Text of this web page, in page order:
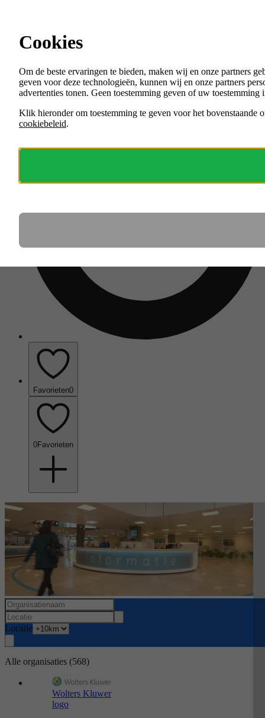
Menu
VACATURES
ORGANISATIES
Favorieten0
0Favorieten
Locatie
Alle organisaties (568)
Wolters Kluwer
logo
Cookies
Om de beste ervaringen te bieden, maken wij en onze partners
geven voor deze technologieën, kunnen wij en onze partners
advertenties tonen. Geen toestemming geven of uw
Klik hieronder om toestemming te geven voor het bovenstaande
cookiebeleid.